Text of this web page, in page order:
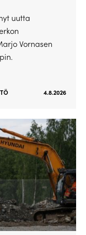
uutta
Vornasen
4.8.2026